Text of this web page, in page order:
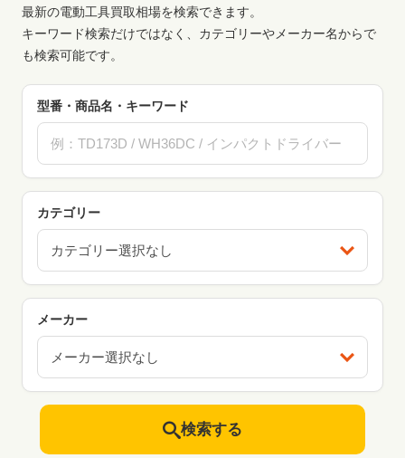
最新の電動工具買取相場を検索できます。
キーワード検索だけではなく、カテゴリーやメーカー名からで
も検索可能です。
型番・商品名・キーワード
カテゴリー
カテゴリー選択なし
メーカー
メーカー選択なし
検索する